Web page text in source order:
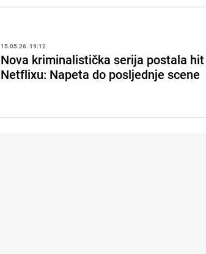
15.05.26. 19:12
Nova kriminalistička serija postala
Netflixu: Napeta do posljednje scene